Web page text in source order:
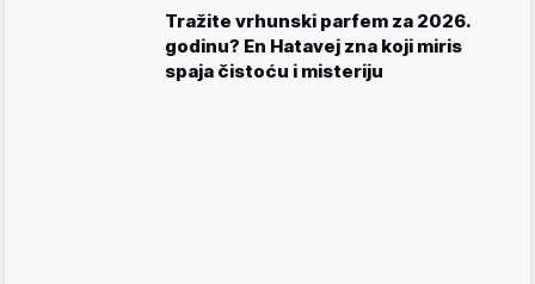
Tražite vrhunski parfem za 2026.
godinu? En Hatavej zna koji miris
spaja čistoću i misteriju